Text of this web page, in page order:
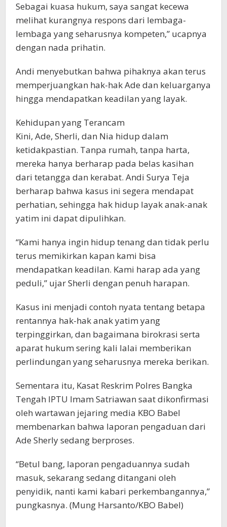
Sebagai kuasa hukum, saya sangat kecewa
melihat kurangnya respons dari lembaga-
lembaga yang seharusnya kompeten,” ucapnya
dengan nada prihatin.
Andi menyebutkan bahwa pihaknya akan terus
memperjuangkan hak-hak Ade dan keluarganya
hingga mendapatkan keadilan yang layak.
Kehidupan yang Terancam
Kini, Ade, Sherli, dan Nia hidup dalam
ketidakpastian. Tanpa rumah, tanpa harta,
mereka hanya berharap pada belas kasihan
dari tetangga dan kerabat. Andi Surya Teja
berharap bahwa kasus ini segera mendapat
perhatian, sehingga hak hidup layak anak-anak
yatim ini dapat dipulihkan.
“Kami hanya ingin hidup tenang dan tidak perlu
terus memikirkan kapan kami bisa
mendapatkan keadilan. Kami harap ada yang
peduli,” ujar Sherli dengan penuh harapan.
Kasus ini menjadi contoh nyata tentang betapa
rentannya hak-hak anak yatim yang
terpinggirkan, dan bagaimana birokrasi serta
aparat hukum sering kali lalai memberikan
perlindungan yang seharusnya mereka berikan.
Sementara itu, Kasat Reskrim Polres Bangka
Tengah IPTU Imam Satriawan saat dikonfirmasi
oleh wartawan jejaring media KBO Babel
membenarkan bahwa laporan pengaduan dari
Ade Sherly sedang berproses.
“Betul bang, laporan pengaduannya sudah
masuk, sekarang sedang ditangani oleh
penyidik, nanti kami kabari perkembangannya,”
pungkasnya. (Mung Harsanto/KBO Babel)